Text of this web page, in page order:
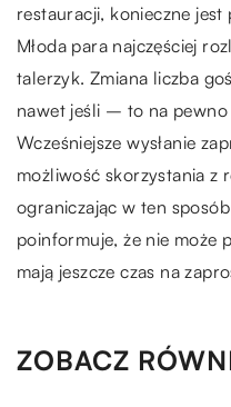
restauracji, konieczne
Młoda para najczęściej
talerzyk. Zmiana liczba
nawet jeśli – to na pewno
Wcześniejsze wysłanie
możliwość skorzystania z
ograniczając w ten
poinformuje, że nie może
mają jeszcze czas na
ZOBACZ